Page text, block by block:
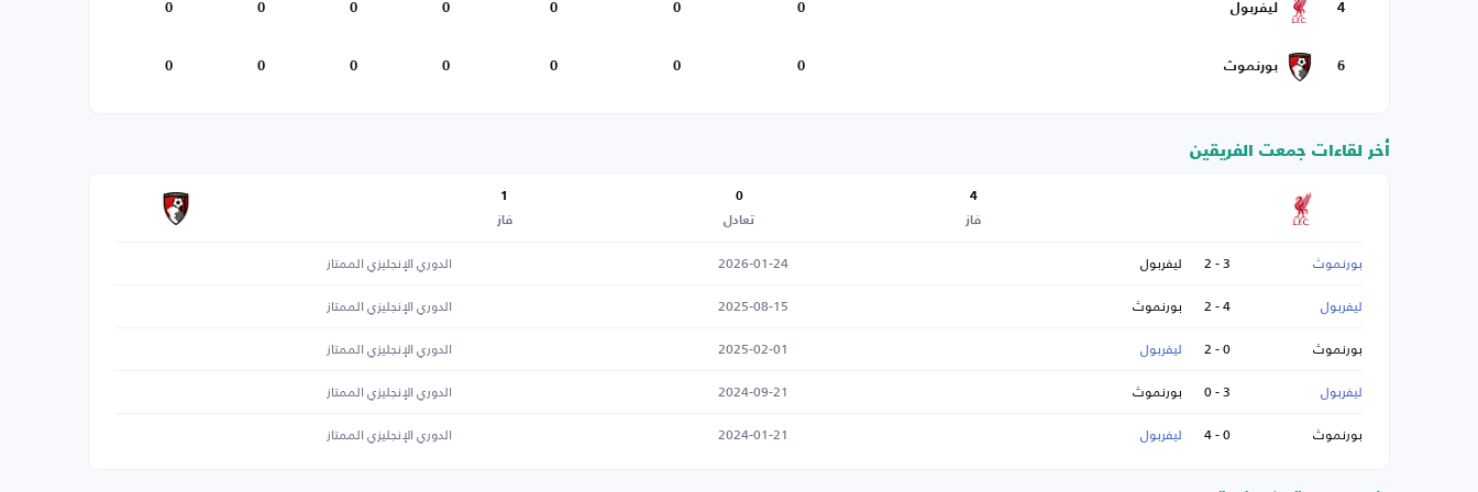
4 ليفربول 0
0
0
0
0
0
0
6 بورنموث 0
0
0
0
0
0
0
أخر لقاءات جمعت الفريقين
4
فاز
0
تعادل
1
فاز
بورنموث 3 - 2 ليفربول 2026-01-24
الدوري الإنجليزي الممتاز
ليفربول
4 - 2 بورنموث 2025-08-15
الدوري الإنجليزي الممتاز
بورنموث
0 - 2 ليفربول 2025-02-01
الدوري الإنجليزي الممتاز
ليفربول
3 - 0 بورنموث 2024-09-21
الدوري الإنجليزي الممتاز
بورنموث
0 - 4 ليفربول 2024-01-21 الدوري الإنجليزي الممتاز